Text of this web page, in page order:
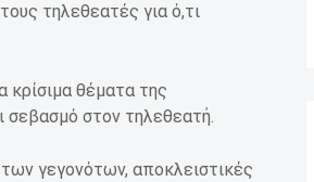
τηλεθεατές για ό,τι
κρίσιμα θέματα της
σεβασμό στον τηλεθεατή.
γεγονότων, αποκλειστικές